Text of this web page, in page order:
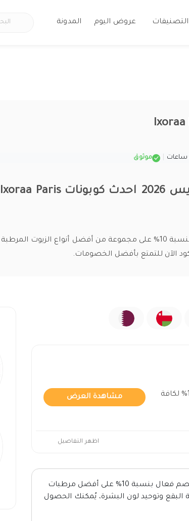
التصنيفات عروض اليوم المدونة
موثوق
كود خصم اكسورا باريس فعال بنسبة 10% على مجموعة من أفضل أنواع الزيوت
الآن للتمتع بأفضل الخصومات.
خصومات اكسورا باريس فعالة بنسبة 10% لكافة
مشاهدة العرض
اظهر التفاصيل
السعودية واستفيد بخصم فعال بنسبة 10% على أفضل مرطبات
البقع وتوحيد لون البشرة، يُمكنك الحصول